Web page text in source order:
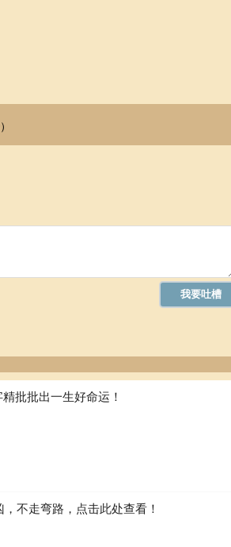
批批出一生好命运！
不走弯路，点击此处查看！